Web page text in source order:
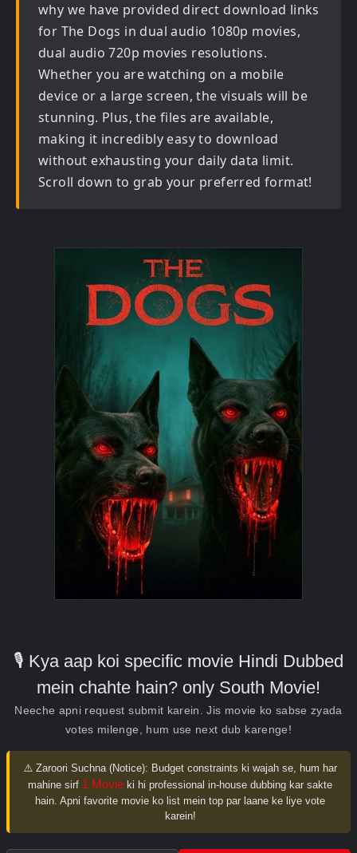
why we have provided direct download links
for The Dogs in dual audio 1080p movies,
dual audio 720p movies resolutions.
Whether you are watching on a mobile
device or a large screen, the visuals will be
stunning. Plus, the files are available,
making it incredibly easy to download
without exhausting your daily data limit.
Scroll down to grab your preferred format!
🎙️ Kya aap koi specific movie Hindi Dubbed
mein chahte hain? only South Movie!
Neeche apni request submit karein. Jis movie ko sabse zyada
votes milenge, hum use next dub karenge!
⚠️ Zaroori Suchna (Notice): Budget constraints ki wajah se, hum har
mahine sirf 1 Movie ki hi professional in-house dubbing kar sakte
hain. Apni favorite movie ko list mein top par laane ke liye vote
karein!